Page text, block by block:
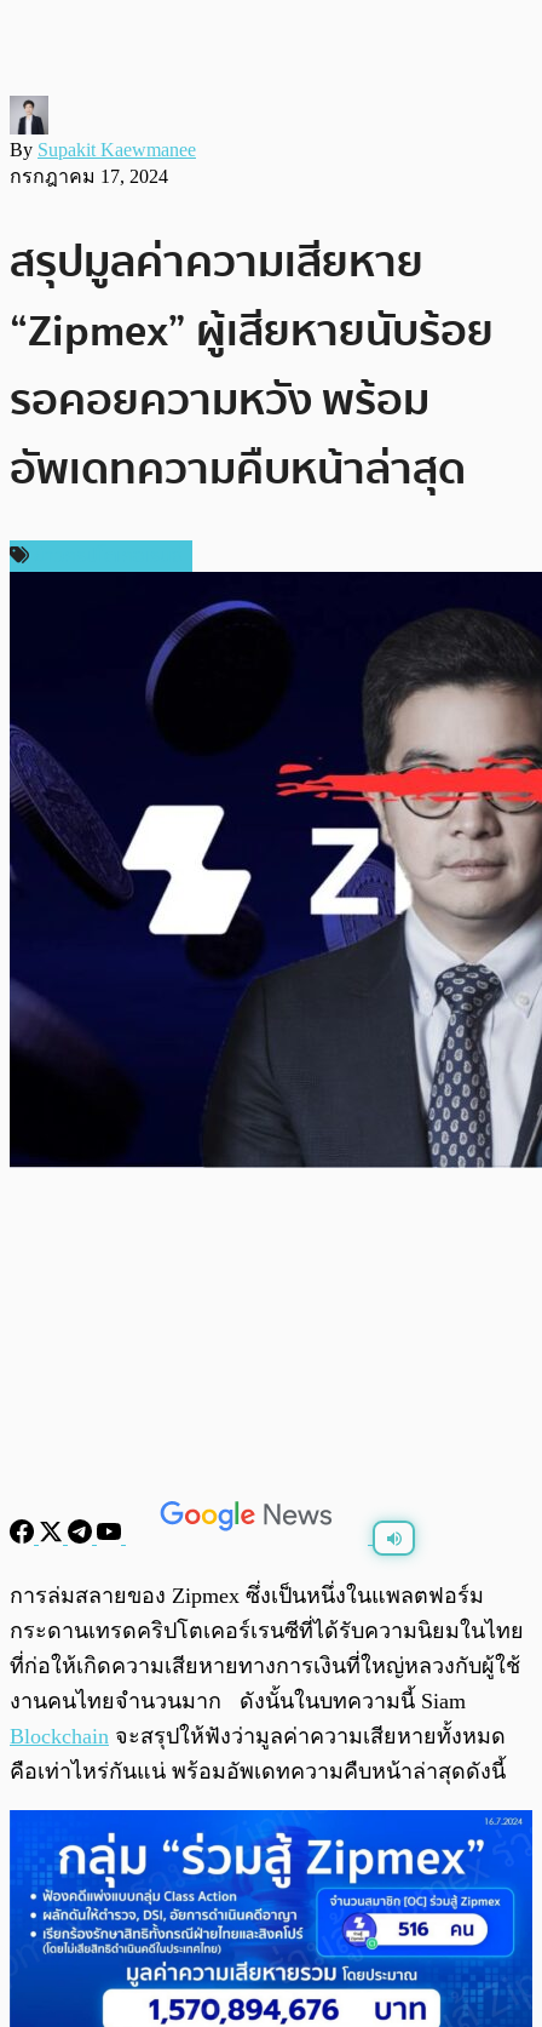
By Supakit Kaewmanee
กรกฎาคม 17, 2024
สรุปมูลค่าความเสียหาย
“Zipmex” ผู้เสียหายนับร้อย
รอคอยความหวัง พร้อม
อัพเดทความคืบหน้าล่าสุด
0:00
การล่มสลายของ Zipmex ซึ่งเป็นหนึ่งในแพลตฟอร์ม
กระดานเทรดคริปโตเคอร์เรนซีที่ได้รับความนิยมในไทย
ที่ก่อให้เกิดความเสียหายทางการเงินที่ใหญ่หลวงกับผู้ใช้
งานคนไทยจำนวนมาก ดังนั้นในบทความนี้ Siam
Blockchain จะสรุปให้ฟังว่ามูลค่าความเสียหายทั้งหมด
คือเท่าไหร่กันแน่ พร้อมอัพเดทความคืบหน้าล่าสุดดังนี้